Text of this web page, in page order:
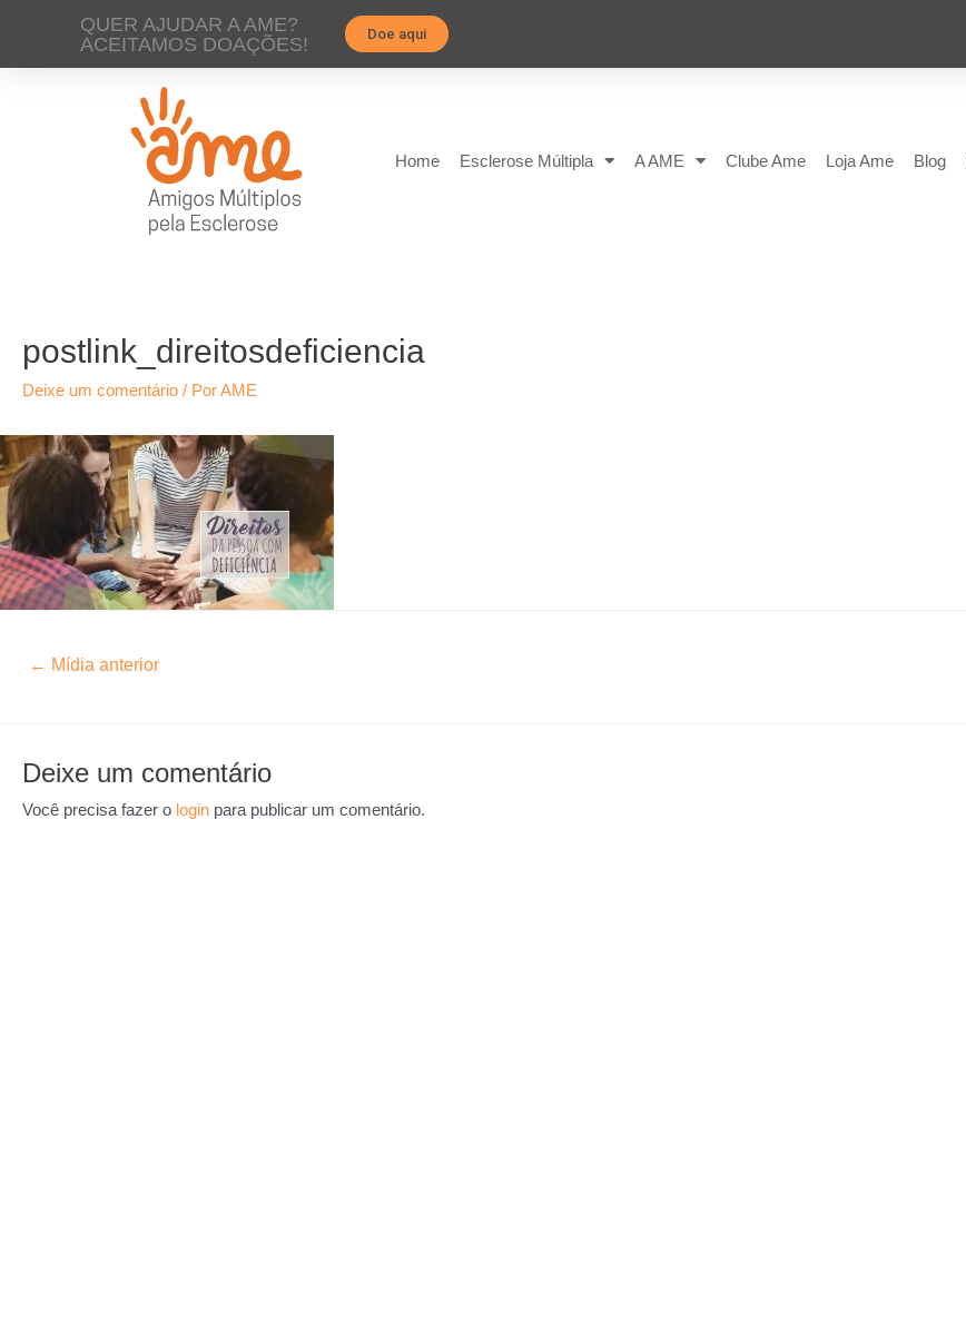
QUER AJUDAR A AME?
ACEITAMOS DOAÇÕES!
Doe aqui
Home Esclerose Múltipla A AME Clube Ame Loja Ame Blog
postlink_direitosdeficiencia
Deixe um comentário / PorAME
← Mídia anterior
Deixe um comentário
Você precisa fazer o login para publicar um comentário.